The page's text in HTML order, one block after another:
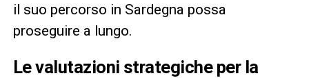
il suo percorso in Sardegna possa
proseguire a lungo.
Le valutazioni strategiche per la